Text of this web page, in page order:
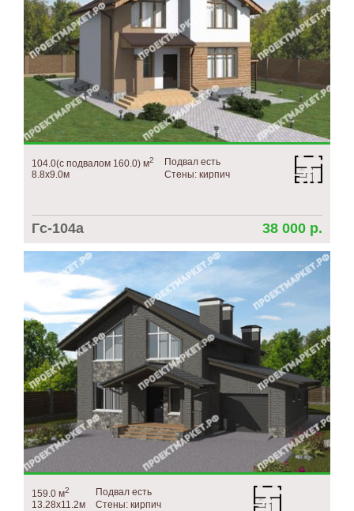
104.0(с подвалом 160.0) м2
8.8х9.0м
Подвал есть
Стены: кирпич
Гс-104а 38 000 р.
159.0 м2
13.28х11.2м
Подвал есть
Стены: кирпич